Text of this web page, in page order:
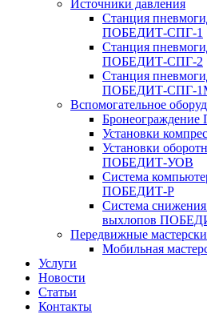
Источники давления
Станция
ПОБЕДИТ‑СПГ‑1
Станция
ПОБЕДИТ‑СПГ‑2
Станция
Вспомогательное
Установки
Установки
ПОБЕДИТ‑УОВ
Система
ПОБЕДИТ-Р
Система
выхлопов
Передвижные
Мобильная
Услуги
Новости
Статьи
Контакты